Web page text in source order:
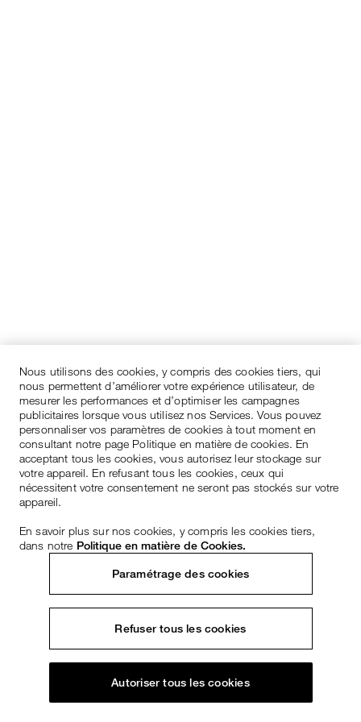
Nous utilisons des cookies, y compris des cookies tiers, qui
nous permettent d’améliorer votre expérience utilisateur, de
mesurer les performances et d’optimiser les campagnes
publicitaires lorsque vous utilisez nos Services. Vous pouvez
personnaliser vos paramètres de cookies à tout moment en
consultant notre page Politique en matière de cookies. En
acceptant tous les cookies, vous autorisez leur stockage sur
votre appareil. En refusant tous les cookies, ceux qui
nécessitent votre consentement ne seront pas stockés sur votre
appareil.
En savoir plus sur nos cookies, y compris les cookies tiers,
dans notre Politique en matière de Cookies.
Paramétrage des cookies
Refuser tous les cookies
Autoriser tous les cookies